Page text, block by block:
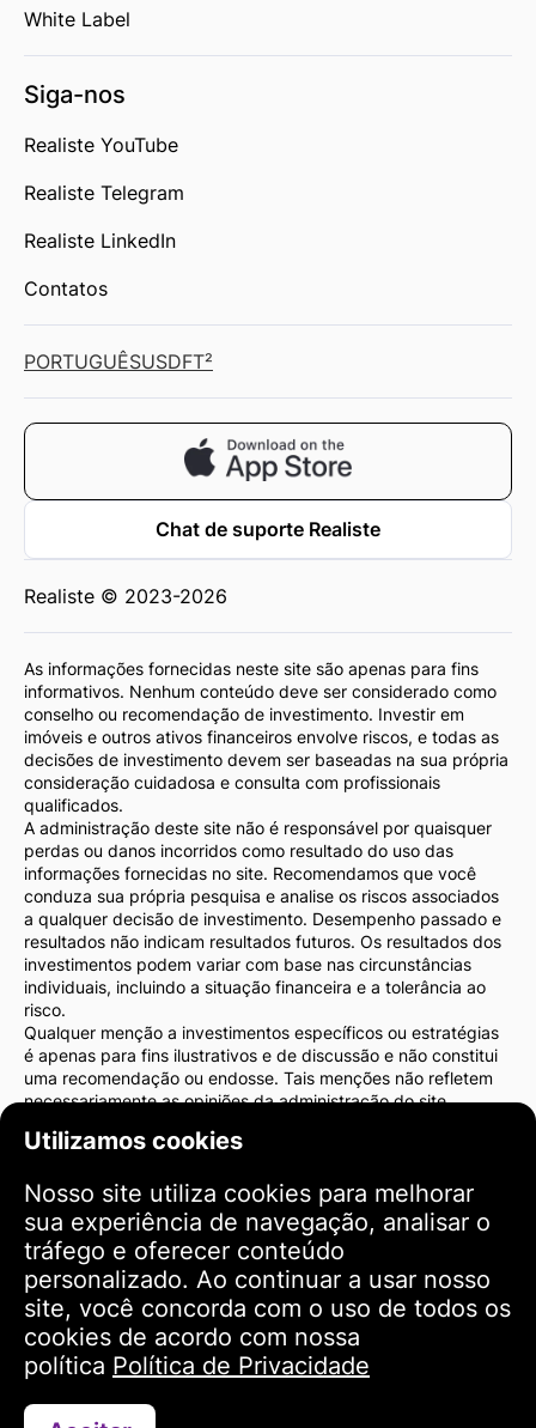
Utilizamos cookies
Nosso site utiliza cookies para melhorar
sua experiência de navegação, analisar o
tráfego e oferecer conteúdo
personalizado. Ao continuar a usar nosso
site, você concorda com o uso de todos os
cookies de acordo com nossa
política Política de Privacidade
White Label
Siga-nos
Realiste YouTube
Realiste Telegram
Realiste LinkedIn
Contatos
PORTUGUÊSUSDFT²
Chat de suporte Realiste
Realiste © 2023-2026
As informações fornecidas neste site são apenas para fins
informativos. Nenhum conteúdo deve ser considerado como
conselho ou recomendação de investimento. Investir em
imóveis e outros ativos financeiros envolve riscos, e todas as
decisões de investimento devem ser baseadas na sua própria
consideração cuidadosa e consulta com profissionais
qualificados.
A administração deste site não é responsável por quaisquer
perdas ou danos incorridos como resultado do uso das
informações fornecidas no site. Recomendamos que você
conduza sua própria pesquisa e analise os riscos associados
a qualquer decisão de investimento. Desempenho passado e
resultados não indicam resultados futuros. Os resultados dos
investimentos podem variar com base nas circunstâncias
individuais, incluindo a situação financeira e a tolerância ao
risco.
Qualquer menção a investimentos específicos ou estratégias
é apenas para fins ilustrativos e de discussão e não constitui
uma recomendação ou endosse. Tais menções não refletem
necessariamente as opiniões da administração do site.
financeiro ou advogado antes de tomar decisões de
investimento e pelos riscos associados a elas.
Ao usar este site, você concorda que a administração do site
não será responsável por quaisquer perdas ou danos diretos
ou indiretos resultantes do uso das informações fornecidas no
site.
Por favor, tenha cautela e cuidado ao tomar decisões de
investimento.
Termos de Uso